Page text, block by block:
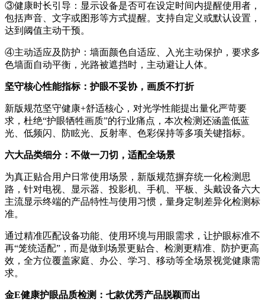
③健康时长引导：显示设备是否可在设定时间内提醒使用者，
包括声音、文字或图形等方式提醒。支持自定义或默认设置，
达到阈值主动干预。
④主动适应及防护：墙面颜色自适应、入光主动保护，要求多
色墙面自动平衡，光路被遮挡时，主动避让人体。
坚守核心性能指标：护眼不妥协，画质不打折
新版规范坚守健康+舒适核心，对光学性能提出量化严苛要
求，杜绝“护眼牺牲画质”的行业痛点，本次检测还涵盖低蓝
光、低频闪、防眩光、反射率、色彩保持等多项关键指标。
六大品类细分：不做一刀切，适配全场景
为真正贴合用户日常使用场景，新版规范摒弃统一化检测思
路，针对电视、显示器、投影机、手机、平板、头戴设备六大
主流显示终端的产品特性与使用习惯，量身定制差异化检测标
准。
通过精准匹配设备功能、使用环境与用眼需求，让护眼标准不
再“笼统适配”，而是做到场景更贴合、检测更精准、防护更高
效，全方位覆盖家庭、办公、学习、移动等全场景视觉健康需
求。
金E健康护眼品质检测：七款优秀产品脱颖而出